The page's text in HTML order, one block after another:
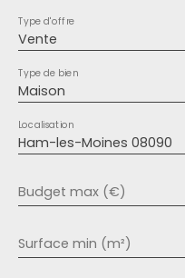
Vente
Type d'offre
Maison
Type de bien
Ham-les-Moines 08090
Localisation
Budget max (€)
Surface min (m²)